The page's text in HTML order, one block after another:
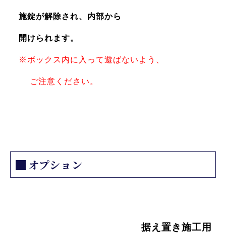
施錠が解除され、内部から
開けられます。
※ボックス内に入って遊ばないよう、
ご注意ください。
オプション
据え置き施工用